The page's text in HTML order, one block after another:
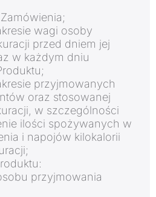
wagi osoby
przed dniem jej
w każdym dniu
przyjmowanych
oraz stosowanej
w szczególności
ilości spożywanych w
i napojów kilokalorii
przyjmowania